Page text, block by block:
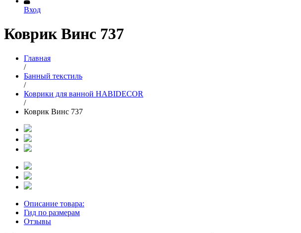
Вход
Коврик Винс 737
Главная
/
Банный текстиль
/
Коврики для ванной HABIDECOR
/
Коврик Винс 737
Описание товара:
Гид по размерам
Отзывы